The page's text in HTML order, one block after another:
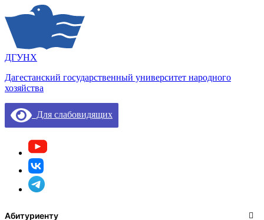
ДГУНХ
Дагестанский государственный университет народного
хозяйства
Для слабовидящих
Абитуриенту